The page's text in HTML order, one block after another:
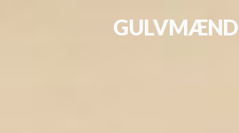
GULVMÆND